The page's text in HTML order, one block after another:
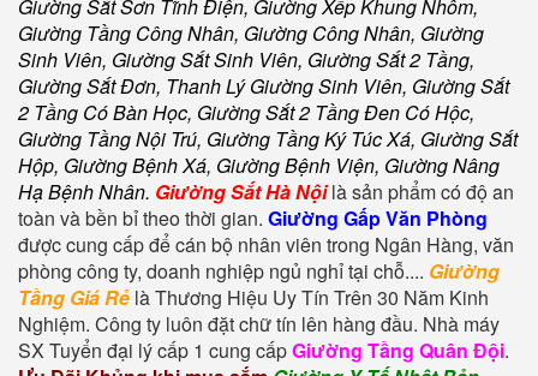
Giường Sắt Sơn Tĩnh Điện, Giường Xếp Khung Nhôm,
Giường Tầng Công Nhân, Giường Công Nhân, Giường
Sinh Viên, Giường Sắt Sinh Viên, Giường Sắt 2 Tầng,
Giường Sắt Đơn, Thanh Lý Giường Sinh Viên, Giường Sắt
2 Tầng Có Bàn Học, Giường Sắt 2 Tầng Đen Có Hộc,
Giường Tầng Nội Trú, Giường Tầng Ký Túc Xá, Giường Sắt
Hộp, Giường Bệnh Xá, Giường Bệnh Viện, Giường Nâng
Hạ Bệnh Nhân. Giường Sắt Hà Nộilà sản phẩm có độ an
toàn và bền bỉ theo thời gian. Giường Gấp Văn Phòng
được cung cấp để cán bộ nhân viên trong Ngân Hàng, văn
phòng công ty, doanh nghiệp ngủ nghỉ tại chỗ.... Giường
Tầng Giá Rẻ là Thương Hiệu Uy Tín Trên 30 Năm Kinh
Nghiệm. Công ty luôn đặt chữ tín lên hàng đầu. Nhà máy
SX Tuyển đại lý cấp 1 cung cấpGiường Tầng Quân Đội.